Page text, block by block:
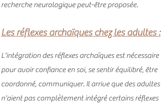
recherche neurologique peut-être proposée.
Les réflexes archaïqueschez lesadultes :
L'intégration des réflexes archaïques est nécessaire
pour avoir confiance en soi, se sentir équilibré, être
coordonné, communiquer. Il arrive que des adultes
n'aient pas complètement intégré certains réflexes